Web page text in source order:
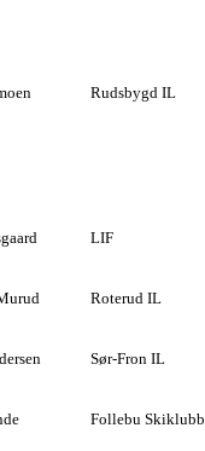
Rudsbygd IL
LIF
Roterud IL
Sør-Fron IL
Follebu Skiklubb